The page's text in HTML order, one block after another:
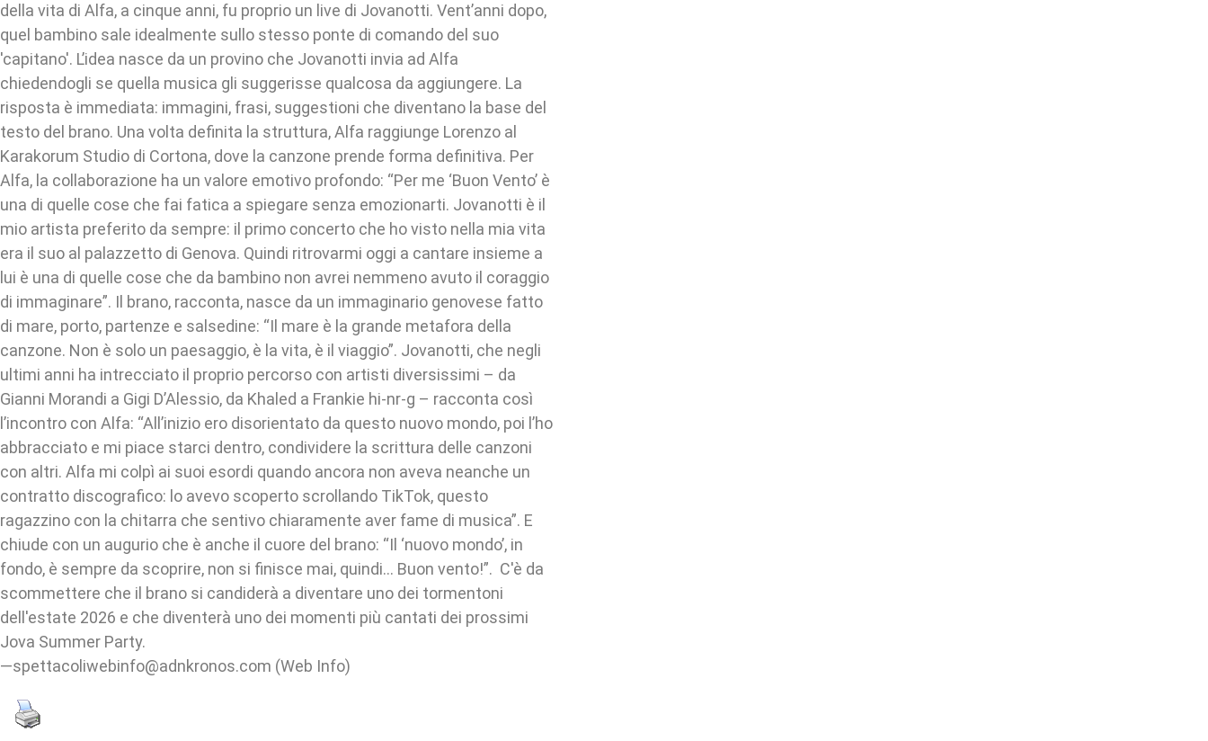
della vita di Alfa, a cinque anni, fu proprio un live di Jovanotti. Vent’anni dopo,
quel bambino sale idealmente sullo stesso ponte di comando del suo
'capitano'. L’idea nasce da un provino che Jovanotti invia ad Alfa
chiedendogli se quella musica gli suggerisse qualcosa da aggiungere. La
risposta è immediata: immagini, frasi, suggestioni che diventano la base del
testo del brano. Una volta definita la struttura, Alfa raggiunge Lorenzo al
Karakorum Studio di Cortona, dove la canzone prende forma definitiva. Per
Alfa, la collaborazione ha un valore emotivo profondo: “Per me ‘Buon Vento’ è
una di quelle cose che fai fatica a spiegare senza emozionarti. Jovanotti è il
mio artista preferito da sempre: il primo concerto che ho visto nella mia vita
era il suo al palazzetto di Genova. Quindi ritrovarmi oggi a cantare insieme a
lui è una di quelle cose che da bambino non avrei nemmeno avuto il coraggio
di immaginare”. Il brano, racconta, nasce da un immaginario genovese fatto
di mare, porto, partenze e salsedine: “Il mare è la grande metafora della
canzone. Non è solo un paesaggio, è la vita, è il viaggio”. Jovanotti, che negli
ultimi anni ha intrecciato il proprio percorso con artisti diversissimi – da
Gianni Morandi a Gigi D’Alessio, da Khaled a Frankie hi‑nr‑g – racconta così
l’incontro con Alfa: “All’inizio ero disorientato da questo nuovo mondo, poi l’ho
abbracciato e mi piace starci dentro, condividere la scrittura delle canzoni
con altri. Alfa mi colpì ai suoi esordi quando ancora non aveva neanche un
contratto discografico: lo avevo scoperto scrollando TikTok, questo
ragazzino con la chitarra che sentivo chiaramente aver fame di musica”. E
chiude con un augurio che è anche il cuore del brano: “Il ‘nuovo mondo’, in
fondo, è sempre da scoprire, non si finisce mai, quindi… Buon vento!”. C'è da
scommettere che il brano si candiderà a diventare uno dei tormentoni
dell'estate 2026 e che diventerà uno dei momenti più cantati dei prossimi
Jova Summer Party.
—spettacoliwebinfo@adnkronos.com (Web Info)